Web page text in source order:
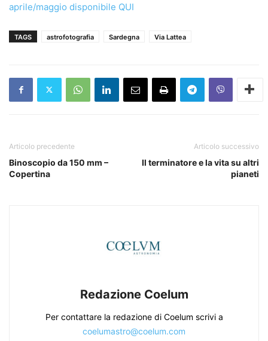
aprile/maggio disponibile QUI
TAGS astrofotografia Sardegna Via Lattea
Articolo precedente
Binoscopio da 150 mm –
Copertina
Articolo successivo
Il terminatore e la vita su altri
pianeti
Redazione Coelum
Per contattare la redazione di Coelum scrivi a
coelumastro@coelum.com